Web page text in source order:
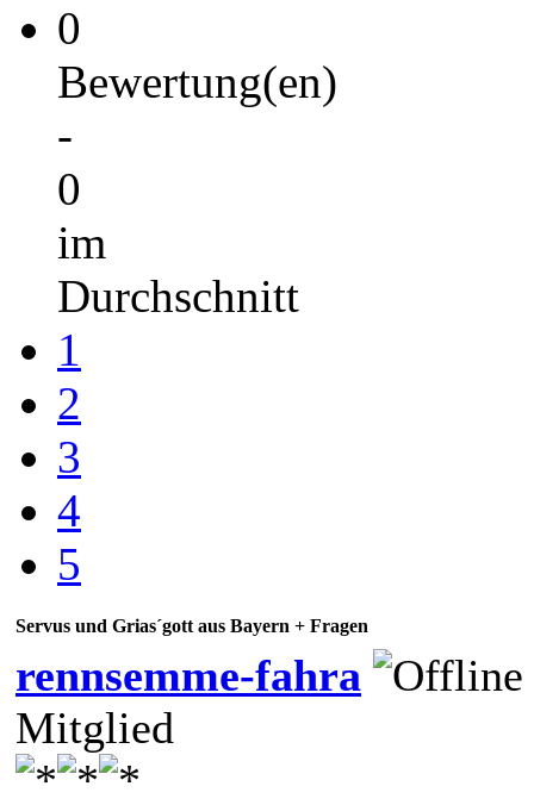
0
Bewertung(en)
-
0
im
Durchschnitt
1
2
3
4
5
Servus und Grias´gott aus Bayern + Fragen
rennsemme-fahra
Mitglied